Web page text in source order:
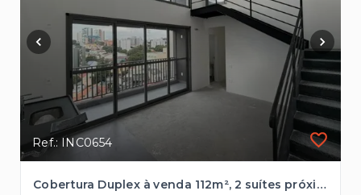
Ref.: INC0654
Cobertura Duplex à venda 112m², 2 suítes próximo ao Parque Villa-Lobos